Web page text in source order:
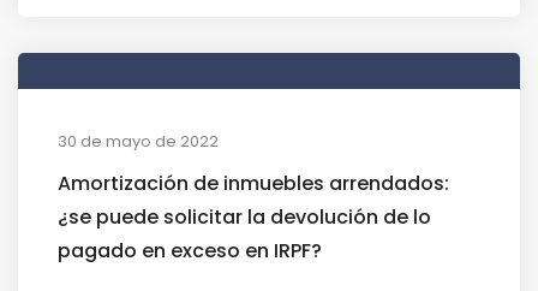
30 de mayo de 2022
Amortización de inmuebles arrendados:
¿se puede solicitar la devolución de lo
pagado en exceso en IRPF?